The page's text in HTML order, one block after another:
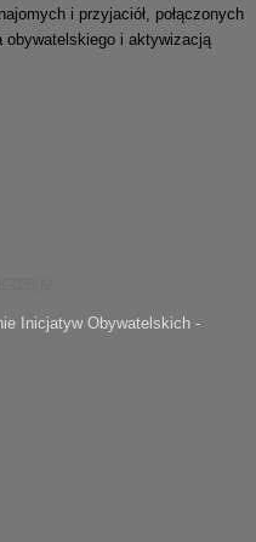
i przyjaciół, połączonych
obywatelskiego i aktywizacją
Inicjatyw Obywatelskich -